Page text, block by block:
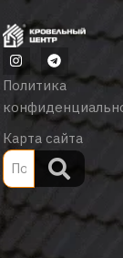
Политика
Карта сайта